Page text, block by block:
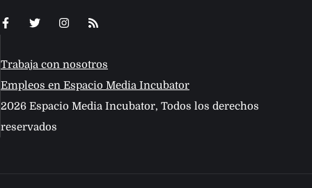
Trabaja con nosotros
Empleos en Espacio Media Incubator
2026 Espacio Media Incubator, Todos los derechos
reservados